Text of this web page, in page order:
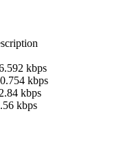
kbps
kbps
kbps
kbps